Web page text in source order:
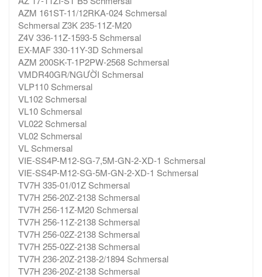
AZM 161ST-11/12RKA-024 Schmersal
Schmersal Z3K 235-11Z-M20
Z4V 336-11Z-1593-5 Schmersal
EX-MAF 330-11Y-3D Schmersal
AZM 200SK-T-1P2PW-2568 Schmersal
VMDR40GR/NGƯỜI Schmersal
VLP110 Schmersal
VL102 Schmersal
VL10 Schmersal
VL022 Schmersal
VL02 Schmersal
VL Schmersal
VIE-SS4P-M12-SG-7,5M-GN-2-XD-1 Schmersal
VIE-SS4P-M12-SG-5M-GN-2-XD-1 Schmersal
TV7H 335-01/01Z Schmersal
TV7H 256-20Z-2138 Schmersal
TV7H 256-11Z-M20 Schmersal
TV7H 256-11Z-2138 Schmersal
TV7H 256-02Z-2138 Schmersal
TV7H 255-02Z-2138 Schmersal
TV7H 236-20Z-2138-2/1894 Schmersal
TV7H 236-20Z-2138 Schmersal